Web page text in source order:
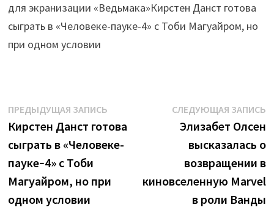
для экранизации «Ведьмака»Кирстен Данст готова
сыграть в «Человеке-пауке-4» с Тоби Магуайром, но
при одном условии
Навигация
по
записям
ПРЕДЫДУЩАЯ ЗАПИСЬПредыдущая
запись:
Кирстен Данст готова
сыграть в «Человеке-
пауке‑4» с Тоби
Магуайром, но при
одном условии
СЛЕДУЮЩАЯ ЗАПИСЬ
Элизабет Олсен
высказалась о
возвращении в
киновселенную Marvel
в роли Ванды